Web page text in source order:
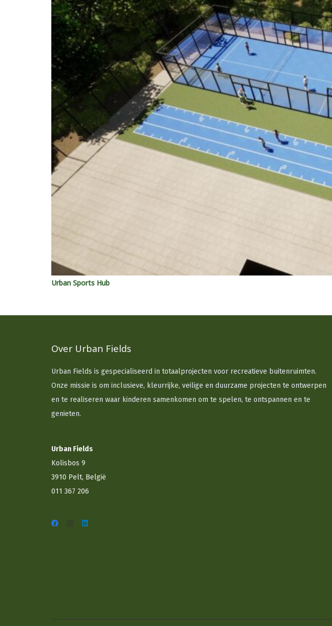
Urban Sports Hub
Over Urban Fields
Urban Fields is gespecialiseerd in totaalprojecten voor recreatieve buitenruimten.
Onze missie is om inclusieve, kleurrijke, veilige en duurzame projecten te ontwerpen
en te realiseren waar kinderen samenkomen om te spelen, te ontspannen en te
genieten.
Urban Fields
Kolisbos 9
3910 Pelt, België
011 367 206